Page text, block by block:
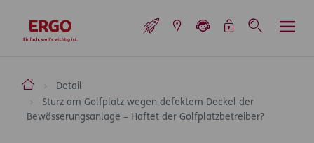
zur Startseite
ERGO Versicherung Aktiengesellschaft
Detail
Sturz am Golfplatz wegen defektem Deckel der
Bewässerungsanlage – Haftet der Golfplatzbetreiber?